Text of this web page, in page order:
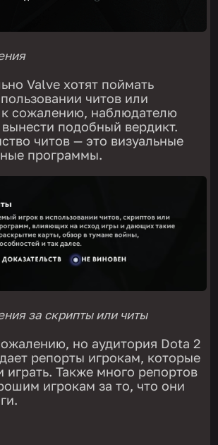
Valve хотят поймать
читов или
к сожалению, наблюдателю
подобный вердикт.
читов — это визуальные
программы.
за скрипты или читы
но аудитория Dota 2
репорты игрокам, которые
играть. Также много репортов
игрокам за то, что они